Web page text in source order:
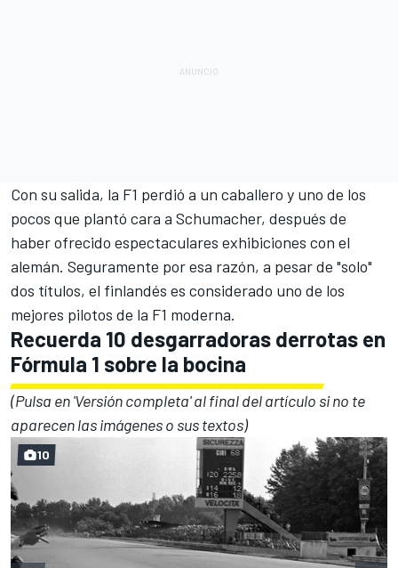
Con su salida, la F1 perdió a un caballero y uno de los
pocos que plantó cara a Schumacher, después de
haber ofrecido espectaculares exhibiciones con el
alemán. Seguramente por esa razón, a pesar de "solo"
dos títulos, el finlandés es considerado uno de los
mejores pilotos de la F1 moderna.
Recuerda 10 desgarradoras derrotas en
Fórmula 1 sobre la bocina
(Pulsa en 'Versión completa' al final del artículo si no te
aparecen las imágenes o sus textos)
10